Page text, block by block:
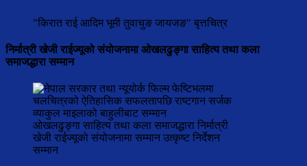
"किरात राई आदिम भूमी तुवाचुङ जायजङ" बृत्तचित्र
निर्मात्री खेजी राईज्यूको संयोजनामा ओखलढुङ्गा साहित्य तथा कला
समाजद्धारा सम्मान
ओखलढुङ्गा साहित्य तथा कला समाजद्धारा निर्मात्री
खेजी राईज्यूको संयोजनामा सम्मान उत्कृष्ट निर्देशन
सम्मान